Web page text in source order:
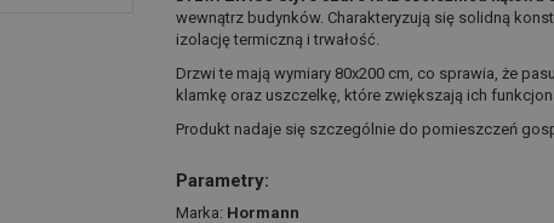
wewnątrz budynków. Charakteryzują się solidną
izolację termiczną i trwałość.
Drzwi te mają wymiary 80x200 cm, co sprawia, że
klamkę oraz uszczelkę, które zwiększają ich
Produkt nadaje się szczególnie do pomieszczeń
Parametry:
Marka: Hormann